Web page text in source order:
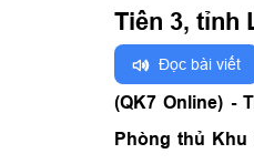
Tiên 3, tỉnh
Đọc bài viết
(QK7 Online) -
Phòng thủ